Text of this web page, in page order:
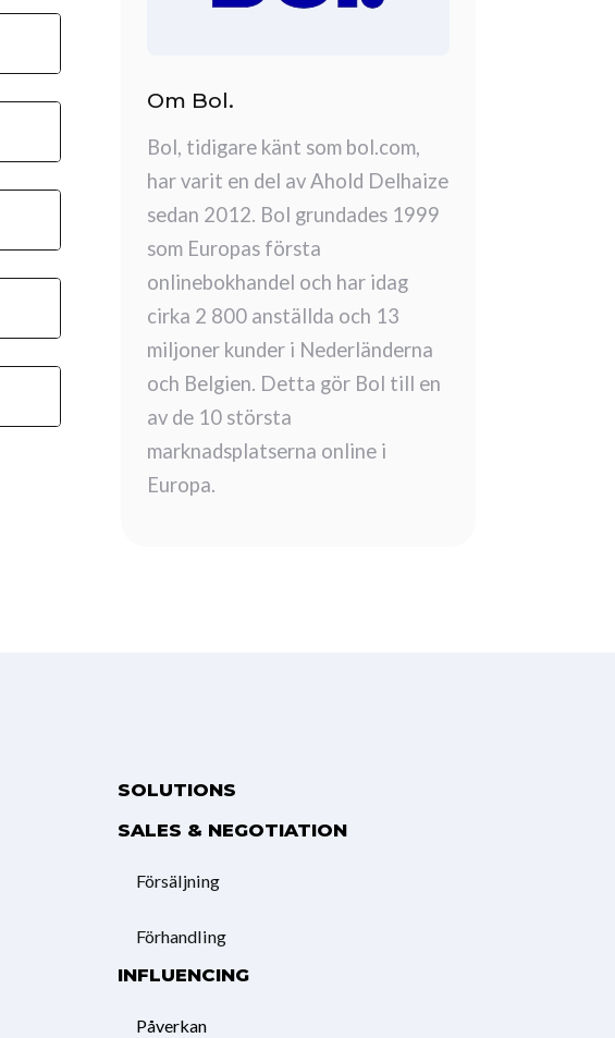
Om Bol.
Bol, tidigare känt som bol.com,
har varit en del av Ahold Delhaize
sedan 2012. Bol grundades 1999
som Europas första
onlinebokhandel och har idag
cirka 2 800 anställda och 13
miljoner kunder i Nederländerna
och Belgien. Detta gör Bol till en
av de 10 största
marknadsplatserna online i
Europa.
SOLUTIONS
SALES & NEGOTIATION
Försäljning
Förhandling
INFLUENCING
Påverkan